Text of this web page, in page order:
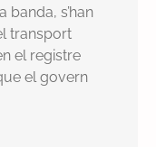
banda, s’han
transport
el registre
el govern